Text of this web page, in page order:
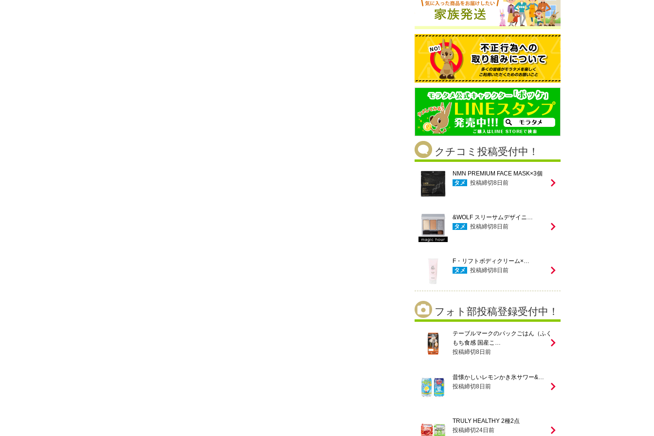
クチコミ投稿受付中！
NMN PREMIUM FACE MASK×3個
タメ
投稿締切8日前
&WOLF スリーサムデザイニ…
タメ
投稿締切8日前
F・リフトボディクリーム×…
タメ
投稿締切8日前
フォト部投稿登録受付中！
テーブルマークのパックごはん（ふく
もち食感 国産こ…
投稿締切8日前
昔懐かしいレモンかき氷サワー&…
投稿締切8日前
TRULY HEALTHY 2種2点
投稿締切24日前